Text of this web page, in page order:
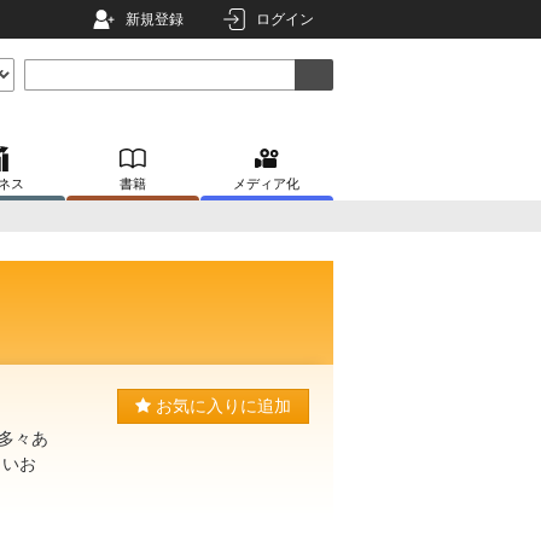
新規登録 ログイン
ス 書籍 メディア化
々あ
お
お気に入りに追加